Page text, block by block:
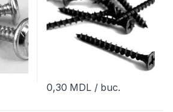
0,30 MDL/ buc.